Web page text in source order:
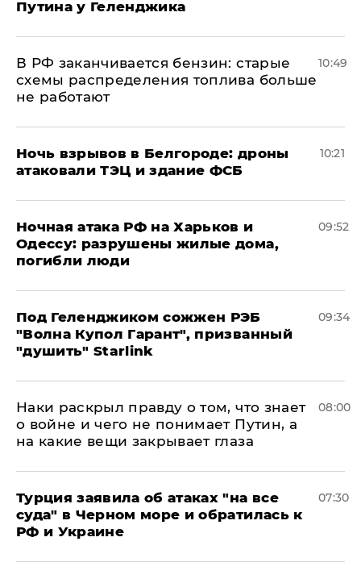
Путина у Геленджика
​В РФ заканчивается бензин: старые
схемы распределения топлива больше
не работают
10:49
​Ночь взрывов в Белгороде: дроны
атаковали ТЭЦ и здание ФСБ
10:21
​Ночная атака РФ на Харьков и
Одессу: разрушены жилые дома,
погибли люди
09:52
Под Геленджиком сожжен РЭБ
"Волна Купол Гарант", призванный
"душить" Starlink
09:34
Наки раскрыл правду о том, что знает
о войне и чего не понимает Путин, а
на какие вещи закрывает глаза
08:00
Турция заявила об атаках "на все
суда" в Черном море и обратилась к
РФ и Украине
07:30